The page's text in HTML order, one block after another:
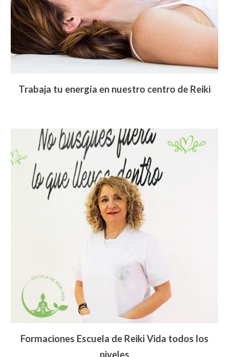
Trabaja tu energía en nuestro centro de Reiki
Formaciones Escuela de Reiki Vida todos los
niveles